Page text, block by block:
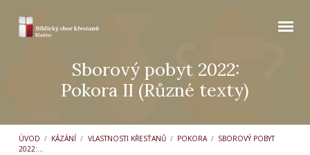
Sborový pobyt 2022:
Pokora II (Různé texty)
ÚVOD / KÁZÁNÍ / VLASTNOSTI KŘESŤANŮ / POKORA / SBOROVÝ POBYT
2022:…